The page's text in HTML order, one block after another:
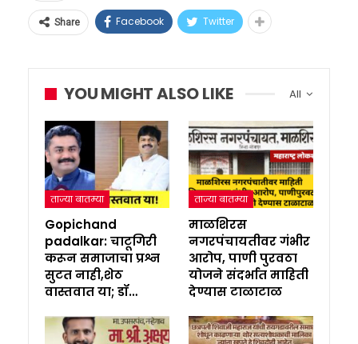
Share Facebook Twitter
All
YOU MIGHT ALSO LIKE
ताज्या बातम्या
Gopichand
padalkar: चाटूगिरी
करून समाजाचा प्रश्न
सुटत नाही,शेठ
वास्तवात या; डॉ…
ताज्या बातम्या
माळशिरस
नगरपंचायतीवर गंभीर
आरोप, पाणी पुरवठा
योजने संदर्भात माहिती
देण्यास टाळाटाळ